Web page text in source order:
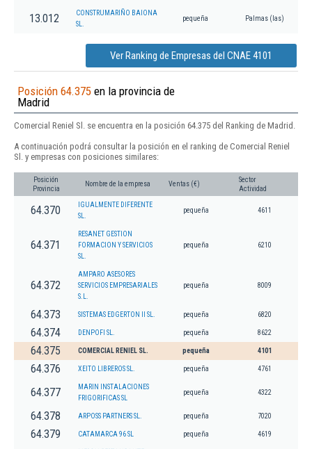
13.012
CONSTRUMARIÑO BAIONA
SL.
pequeña Palmas (las)
Ver Ranking de Empresas del CNAE 4101
Posición 64.375 en la provincia de
Madrid
Comercial Reniel Sl. se encuentra en la posición 64.375 del Ranking de Madrid.
A continuación podrá consultar la posición en el ranking de Comercial Reniel
Sl. y empresas con posiciones similares:
Posición
Provincia
Nombre de la empresa Ventas (€)
Sector
Actividad
64.370
IGUALMENTE DIFERENTE
SL.
pequeña 4611
64.371
RESANET GESTION
FORMACION Y SERVICIOS
SL.
pequeña 6210
64.372
AMPARO ASESORES
SERVICIOS EMPRESARIALES
S.L.
pequeña 8009
64.373 SISTEMAS EDGERTON II SL. pequeña 6820
64.374 DENPOFI SL. pequeña 8622
64.375 COMERCIAL RENIEL SL. pequeña 4101
64.376 XEITO LIBREROS SL. pequeña 4761
64.377
MARIN INSTALACIONES
FRIGORIFICAS SL
pequeña 4322
64.378 ARPOSS PARTNERS SL. pequeña 7020
64.379 CATAMARCA 96 SL pequeña 4619